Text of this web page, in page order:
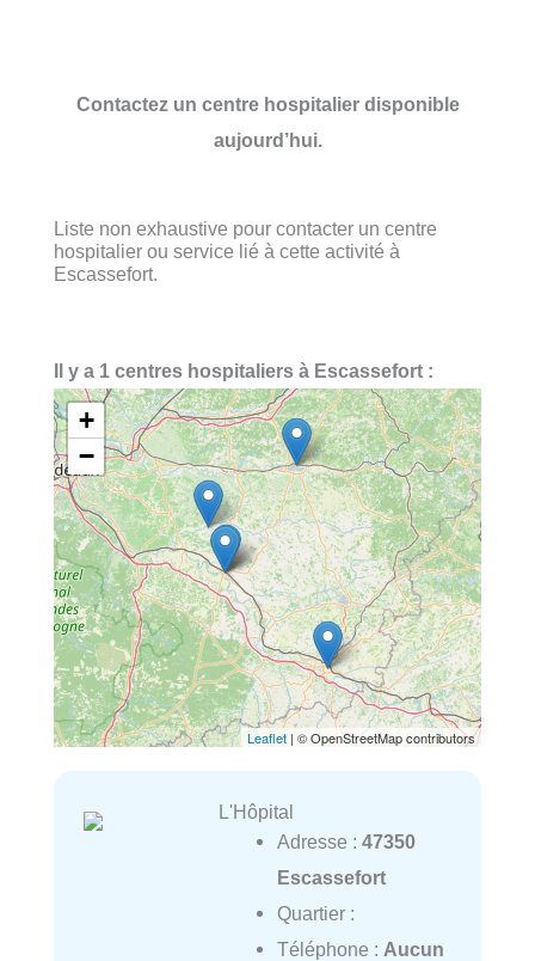
Contactez un centre hospitalier disponible
aujourd’hui.
Liste non exhaustive pour contacter un centre
hospitalier ou service lié à cette activité à
Escassefort.
Il y a 1 centres hospitaliers à Escassefort :
+
−
Leaflet | © OpenStreetMap contributors
L'Hôpital
Adresse : 47350
Escassefort
Quartier :
Téléphone : Aucun